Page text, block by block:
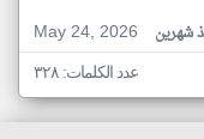
May 24, 2026
شهرين
عدد الكلمات: ٣٢٨